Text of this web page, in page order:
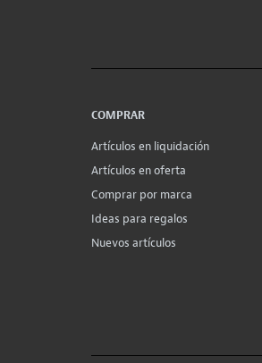
COMPRAR
Artículos en liquidación
Artículos en oferta
Comprar por marca
Ideas para regalos
Nuevos artículos